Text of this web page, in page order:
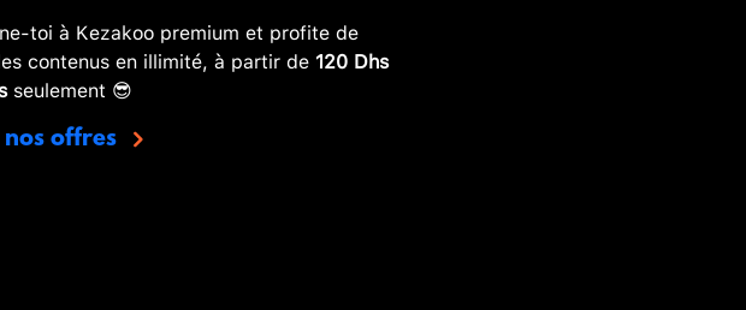
toi à Kezakoo premium et profite de
contenus en illimité, à partir de 120 Dhs
seulement 😎
offres